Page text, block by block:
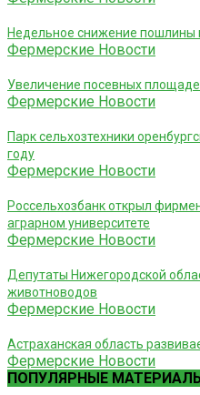
Недельное снижение пошлины
Фермерские Новости
Увеличение посевных
Фермерские Новости
Парк сельхозтехники
году
Фермерские Новости
Россельхозбанк открыл
аграрном университете
Фермерские Новости
Депутаты Нижегородской
животноводов
Фермерские Новости
Астраханская область
Фермерские Новости
ПОПУЛЯРНЫЕ